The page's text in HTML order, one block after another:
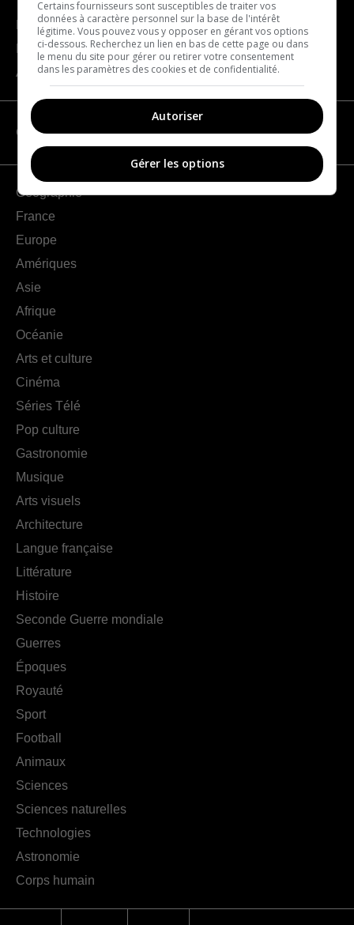
Devenir partenaire
Nous joindre
À propos
CATÉGORIES
Géographie
France
Europe
Amériques
Asie
Afrique
Océanie
Arts et culture
Cinéma
Séries Télé
Pop culture
Gastronomie
Musique
Arts visuels
Architecture
Langue française
Littérature
Histoire
Seconde Guerre mondiale
Guerres
Époques
Royauté
Sport
Football
Animaux
Sciences
Sciences naturelles
Technologies
Astronomie
Corps humain
Certains fournisseurs sont susceptibles de traiter vos
données à caractère personnel sur la base de l'intérêt
légitime. Vous pouvez vous y opposer en gérant vos options
ci-dessous. Recherchez un lien en bas de cette page ou dans
le menu du site pour gérer ou retirer votre consentement
dans les paramètres des cookies et de confidentialité.
Autoriser
Gérer les options